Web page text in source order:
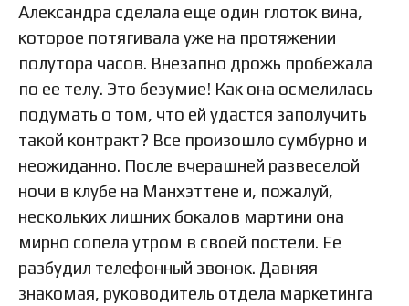
Александра сделала еще один глоток вина,
которое потягивала уже на протяжении
полутора часов. Внезапно дрожь пробежала
по ее телу. Это безумие! Как она осмелилась
подумать о том, что ей удастся заполучить
такой контракт? Все произошло сумбурно и
неожиданно. После вчерашней развеселой
ночи в клубе на Манхэттене и, пожалуй,
нескольких лишних бокалов мартини она
мирно сопела утром в своей постели. Ее
разбудил телефонный звонок. Давняя
знакомая, руководитель отдела маркетинга